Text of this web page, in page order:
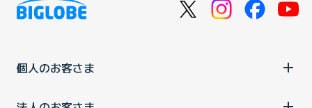
個人のお客さま